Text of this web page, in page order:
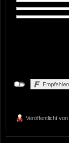
Veröffentlicht von